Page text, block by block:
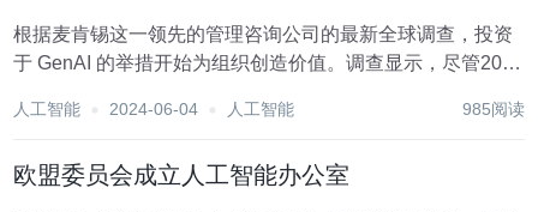
根据麦肯锡这一领先的管理咨询公司的最新全球调查，投资
于 GenAI 的举措开始为组织创造价值。调查显示，尽管2023
获取商业价值的一年。 图源备注：图片由AI生成，图片授权
人工智能 2024-06-04 人工智能 985阅读
欧盟委员会成立人工智能办公室